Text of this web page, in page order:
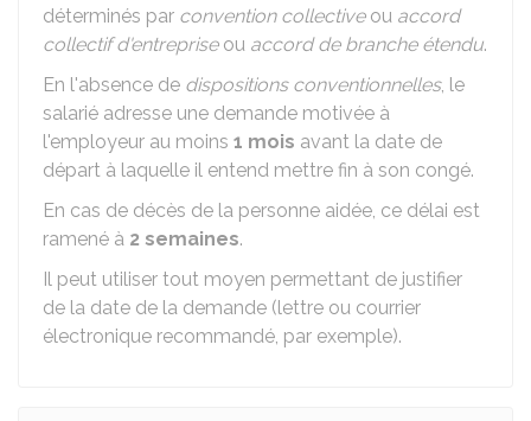
déterminés par convention collectiveou accord
collectif d'entrepriseou accord de branche étendu.
En l'absence de dispositions conventionnelles, le
salarié adresse une demande motivée à
l'employeur au moins 1 mois avant la date de
départ à laquelle il entend mettre fin à son congé.
En cas de décès de la personne aidée, ce délai est
ramené à 2 semaines.
Il peut utiliser tout moyen permettant de justifier
de la date de la demande (lettre ou courrier
électronique recommandé, par exemple).